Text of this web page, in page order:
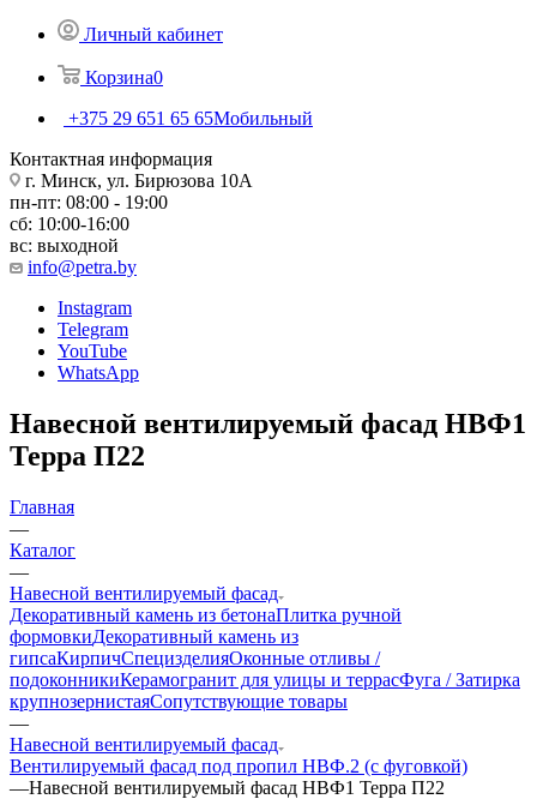
Личный кабинет
Корзина0
+375 29 651 65 65Мобильный
Контактная информация
г. Минск, ул. Бирюзова 10А
пн-пт: 08:00 - 19:00
сб: 10:00-16:00
вс: выходной
info@petra.by
Instagram
Telegram
YouTube
WhatsApp
Навесной вентилируемый фасад НВФ1
Терра П22
Главная
—
Каталог
—
Навесной вентилируемый фасад
Декоративный камень из бетонаПлитка ручной
формовкиДекоративный камень из
гипсаКирпичСпецизделияОконные отливы /
подоконникиКерамогранит для улицы и террасФуга / Затирка
крупнозернистаяСопутствующие товары
—
Навесной вентилируемый фасад
Вентилируемый фасад под пропил НВФ.2 (с фуговкой)
—Навесной вентилируемый фасад НВФ1 Терра П22